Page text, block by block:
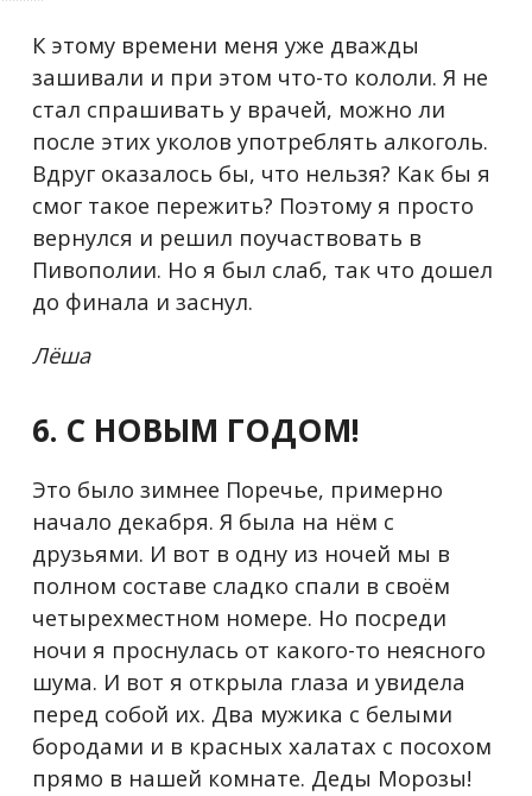
К этому времени меня уже дважды
зашивали и при этом что-то кололи. Я не
стал спрашивать у врачей, можно ли
после этих уколов употреблять алкоголь.
Вдруг оказалось бы, что нельзя? Как бы я
смог такое пережить? Поэтому я просто
вернулся и решил поучаствовать в
Пивополии. Но я был слаб, так что дошел
до финала и заснул.
Лёша
6. С НОВЫМ ГОДОМ!
Это было зимнее Поречье, примерно
начало декабря. Я была на нём с
друзьями. И вот в одну из ночей мы в
полном составе сладко спали в своём
четырехместном номере. Но посреди
ночи я проснулась от какого-то неясного
шума. И вот я открыла глаза и увидела
перед собой их. Два мужика с белыми
бородами и в красных халатах с посохом
прямо в нашей комнате. Деды Морозы!